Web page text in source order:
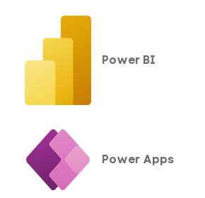
Power BI
Power Apps